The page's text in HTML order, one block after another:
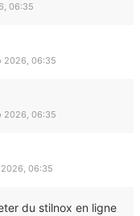
06:35
2026, 06:35
2026, 06:35
06:35
du stilnox en ligne